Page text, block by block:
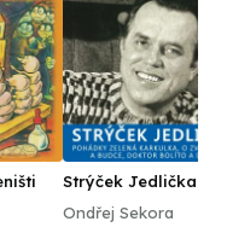
Strýček Jedlička -
Karkulka, O
Ondřej Sekora